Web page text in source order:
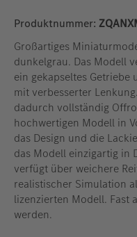
Produktnummer:
Großartiges
dunkelgrau. Das Modell
ein gekapseltes
mit verbesserter
dadurch vollständig
hochwertigen Modell in
das Design und die
das Modell einzigartig in
verfügt über weichere
realistischer Simulation
lizenzierten Modell. Fast
werden.